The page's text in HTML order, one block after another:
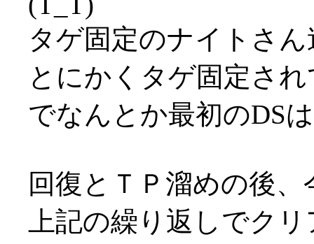
タゲ固定のナイトさ
とにかくタゲ固定さ
でなんとか最初のDS
回復とＴＰ溜めの後
上記の繰り返しでク